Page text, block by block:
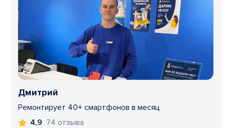
Дмитрий
Ремонтирует 40+ смартфонов в месяц
4,9 74 отзыва